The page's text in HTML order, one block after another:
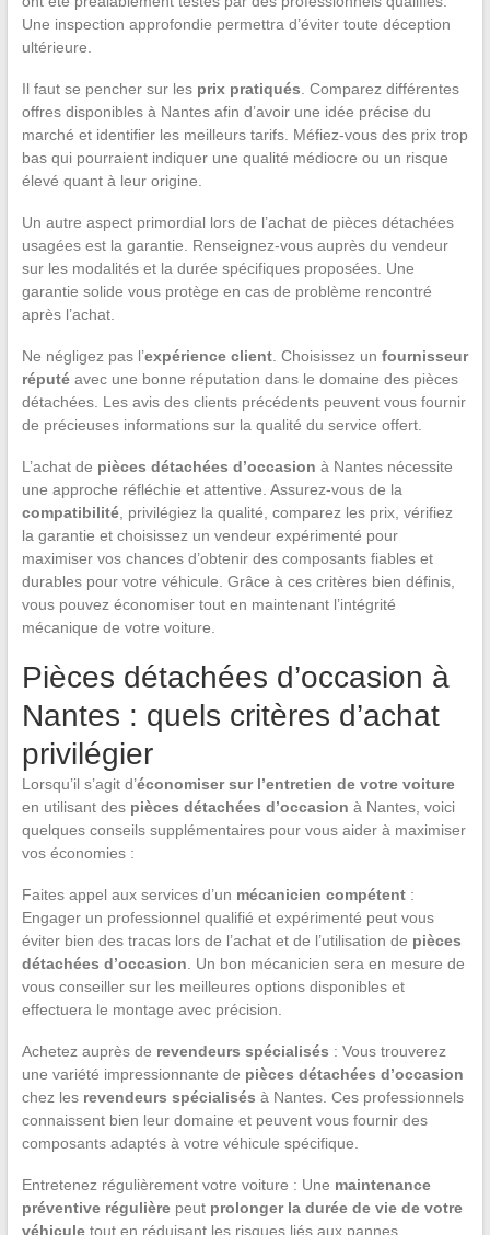
Une inspection approfondie permettra d’éviter toute déception
ultérieure.
Il faut se pencher sur les prix pratiqués . Comparez différentes
offres disponibles à Nantes afin d’avoir une idée précise du
marché et identifier les meilleurs tarifs. Méfiez-vous des prix trop
bas qui pourraient indiquer une qualité médiocre ou un risque
élevé quant à leur origine.
Un autre aspect primordial lors de l’achat de pièces détachées
usagées est la garantie. Renseignez-vous auprès du vendeur
sur les modalités et la durée spécifiques proposées. Une
garantie solide vous protège en cas de problème rencontré
après l’achat.
Ne négligez pas l’expérience client. Choisissez un fournisseur
réputéavec une bonne réputation dans le domaine des pièces
détachées. Les avis des clients précédents peuvent vous fournir
de précieuses informations sur la qualité du service offert.
L’achat de pièces détachées d’occasion à Nantes nécessite
une approche réfléchie et attentive. Assurez-vous de la
compatibilité, privilégiez la qualité, comparez les prix, vérifiez
la garantie et choisissez un vendeur expérimenté pour
maximiser vos chances d’obtenir des composants fiables et
durables pour votre véhicule. Grâce à ces critères bien définis,
vous pouvez économiser tout en maintenant l’intégrité
mécanique de votre voiture.
Pièces détachées d’occasion à
Nantes : quels critères d’achat
privilégier
Lorsqu’il s’agit d’économiser sur l’entretien de votre voiture
en utilisant des pièces détachées d’occasion à Nantes, voici
quelques conseils supplémentaires pour vous aider à maximiser
vos économies :
Faites appel aux services d’un mécanicien compétent:
Engager un professionnel qualifié et expérimenté peut vous
éviter bien des tracas lors de l’achat et de l’utilisation de pièces
détachées d’occasion . Un bon mécanicien sera en mesure de
vous conseiller sur les meilleures options disponibles et
effectuera le montage avec précision.
Achetez auprès de revendeurs spécialisés : Vous trouverez
une variété impressionnante de pièces détachées d’occasion
chez les revendeurs spécialisés à Nantes. Ces professionnels
connaissent bien leur domaine et peuvent vous fournir des
composants adaptés à votre véhicule spécifique.
Entretenez régulièrement votre voiture : Une maintenance
préventive régulièrepeut prolonger la durée de vie de votre
véhiculetout en réduisant les risques liés aux pannes